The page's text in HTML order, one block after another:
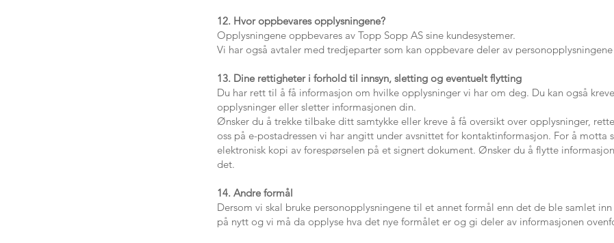
12. Hvor oppbevares opplysningene?
Opplysningene oppbevares av Topp Sopp AS sine kundesystemer.
Vi har også avtaler med tredjeparter som kan oppbevare deler av
13. Dine rettigheter i forhold til innsyn, sletting og eventuelt flytting
Du har rett til å få informasjon om hvilke opplysninger vi har om deg. Du kan også
opplysninger eller sletter informasjonen din.
Ønsker du å trekke tilbake ditt samtykke eller kreve å få oversikt over opplysninger,
oss på e-postadressen vi har angitt under avsnittet for kontaktinformasjon. For å motta
elektronisk kopi av forespørselen på et signert dokument. Ønsker du å flytte
det.
14. Andre formål
Dersom vi skal bruke personopplysningene til et annet formål enn det de ble samlet
på nytt og vi må da opplyse hva det nye formålet er og gi deler av informasjonen